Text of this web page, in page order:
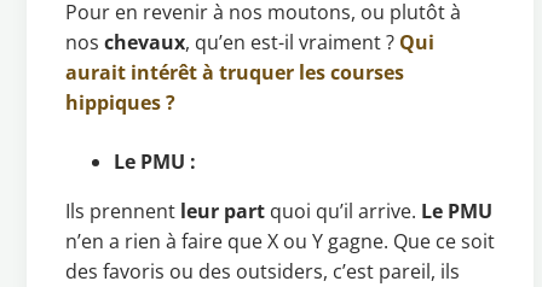
Pour en revenir à nos moutons, ou plutôt à
noschevaux, qu’en est-il vraiment ? Qui
aurait intérêt à truquer les courses
hippiques ?
Le PMU :
Ils prennent leur part quoi qu’il arrive. Le PMU
n’en a rien à faire que X ou Y gagne. Que ce soit
des favoris ou des outsiders, c’est pareil, ils